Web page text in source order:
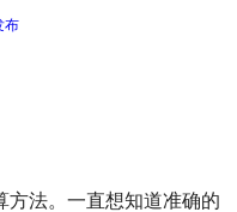
布
法。一直想知道准确的